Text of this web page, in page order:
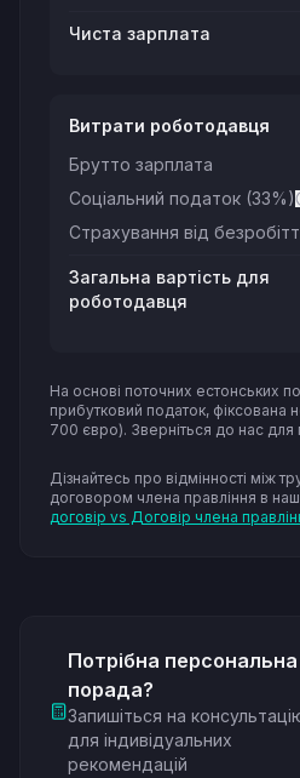
Чиста зарплата
Витрати роботодавця
Брутто зарплата
Соціальний податок (33%)
Страхування від
Загальна вартість для
роботодавця
На основі поточних естонських
прибутковий податок, фіксована
700 євро). Зверніться до нас
Дізнайтесь про відмінності між
договором члена правління в
договір vs Договір члена
Потрібна персональна
порада?
Запишіться на
для індивідуальних
рекомендацій